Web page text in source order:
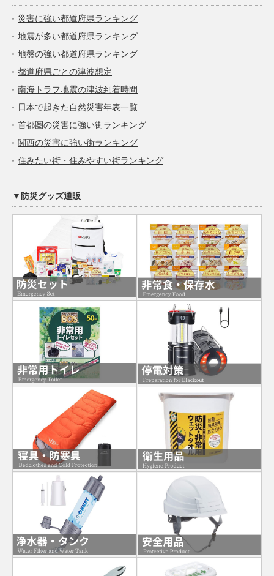
災害に強い都道府県ランキング
地震が多い都道府県ランキング
地盤の強い都道府県ランキング
都道府県ごとの津波想定
南海トラフ地震の津波到着時間
日本で起きた自然災害年表一覧
首都圏の災害に強い街ランキング
関西の災害に強い街ランキング
住みたい街・住みやすい街ランキング
▼防災グッズ通販